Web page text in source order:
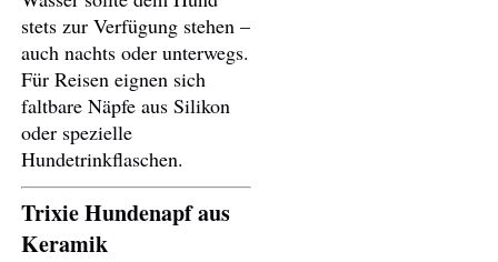
stets zur Verfügung stehen –
auch nachts oder unterwegs.
Für Reisen eignen sich
faltbare Näpfe aus Silikon
oder spezielle
Hundetrinkflaschen.
Trixie Hundenapf aus
Keramik